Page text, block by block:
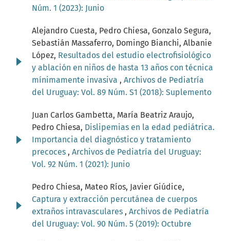
Núm. 1 (2023): Junio
Alejandro Cuesta, Pedro Chiesa, Gonzalo Segura,
Sebastián Massaferro, Domingo Bianchi, Albanie
López, Resultados del estudio electrofisiológico
y ablación en niños de hasta 13 años con técnica
mínimamente invasiva , Archivos de Pediatría
del Uruguay: Vol. 89 Núm. S1 (2018): Suplemento
Juan Carlos Gambetta, María Beatriz Araujo,
Pedro Chiesa, Dislipemias en la edad pediátrica.
Importancia del diagnóstico y tratamiento
precoces , Archivos de Pediatría del Uruguay:
Vol. 92 Núm. 1 (2021): Junio
Pedro Chiesa, Mateo Ríos, Javier Giúdice,
Captura y extracción percutánea de cuerpos
extraños intravasculares , Archivos de Pediatría
del Uruguay: Vol. 90 Núm. 5 (2019): Octubre